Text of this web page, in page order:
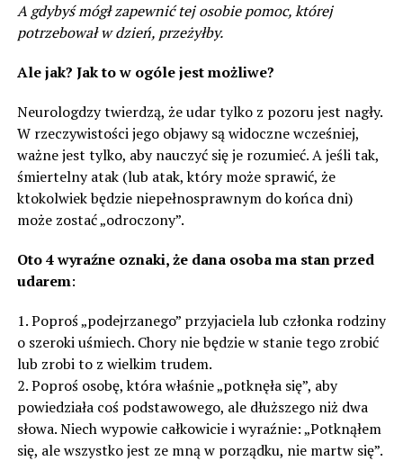
A gdybyś mógł zapewnić tej osobie pomoc, której
potrzebował w dzień, przeżyłby.
Ale jak? Jak to w ogóle jest możliwe?
Neurologdzy twierdzą, że udar tylko z pozoru jest nagły.
W rzeczywistości jego objawy są widoczne wcześniej,
ważne jest tylko, aby nauczyć się je rozumieć. A jeśli tak,
śmiertelny atak (lub atak, który może sprawić, że
ktokolwiek będzie niepełnosprawnym do końca dni)
może zostać „odroczony”.
Oto 4 wyraźne oznaki, że dana osoba ma stan przed
udarem:
1. Poproś „podejrzanego” przyjaciela lub członka rodziny
o szeroki uśmiech. Chory nie będzie w stanie tego zrobić
lub zrobi to z wielkim trudem.
2. Poproś osobę, która właśnie „potknęła się”, aby
powiedziała coś podstawowego, ale dłuższego niż dwa
słowa. Niech wypowie całkowicie i wyraźnie: „Potknąłem
się, ale wszystko jest ze mną w porządku, nie martw się”.